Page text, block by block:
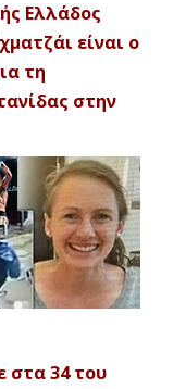
Ελλάδος
είναι ο
τη
στην
στα 34 του